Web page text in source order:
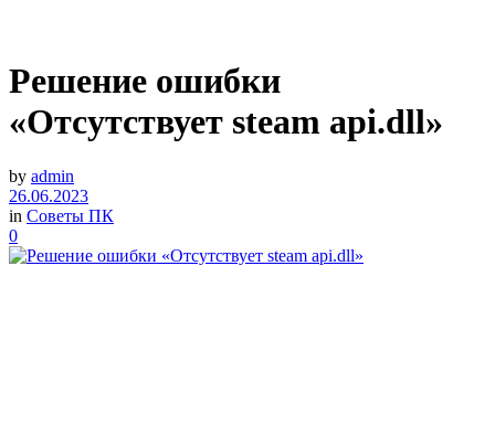
Решение ошибки
«Отсутствует steam api.dll»
by admin
26.06.2023
in Советы ПК
0